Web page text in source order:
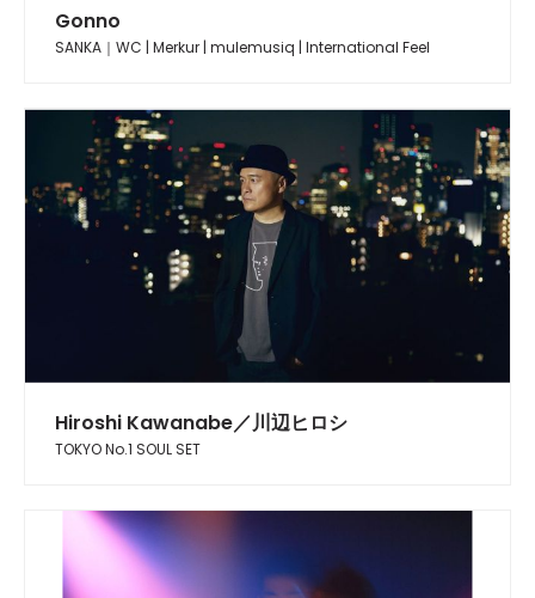
Gonno
SANKA｜WC | Merkur | mulemusiq | International Feel
Hiroshi Kawanabe／川辺ヒロシ
TOKYO No.1 SOUL SET